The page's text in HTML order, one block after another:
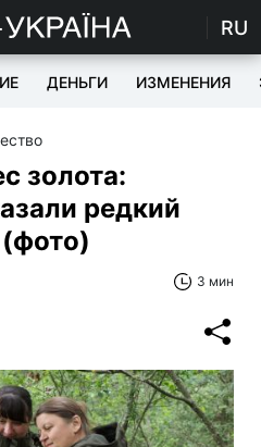
RU
ДЕНЬГИ ИЗМЕНЕНИЯ
золота:
редкий
3 мин